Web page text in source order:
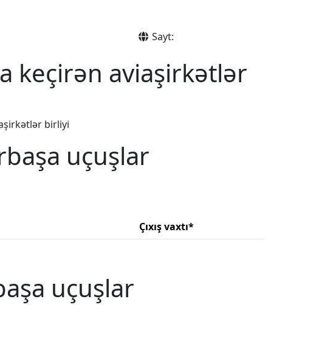
Sayt:
keçirən aviaşirkətlər
birliyi
uçuşlar
Çıxış vaxtı*
uçuşlar